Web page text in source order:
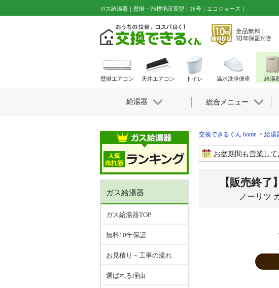
ガス給湯器｜壁掛・PS標準設置型｜16号｜エコジョーズ｜
交換できるくん home 給湯
お盆期間も営業して
【販売終
ノーリツ
ガス給湯器
ガス給湯器TOP
無料10年保証
お見積り～工事の流れ
選ばれる理由
壁掛エアコン 天井エアコン トイレ 温水洗浄便座 給湯
給湯器 総合メニュー